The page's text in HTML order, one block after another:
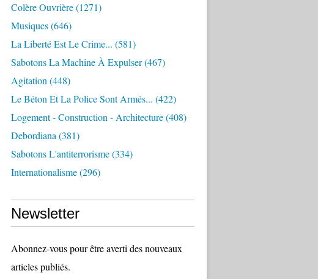
Colère Ouvrière(1271)
Musiques(646)
La Liberté Est Le Crime... (581)
Sabotons La Machine À Expulser(467)
Agitation (448)
Le Béton Et La Police Sont Armés... (422)
Logement - Construction - Architecture(408)
Debordiana (381)
Sabotons L'antiterrorisme(334)
Internationalisme(296)
Newsletter
Abonnez-vous pour être averti des nouveaux
articles publiés.